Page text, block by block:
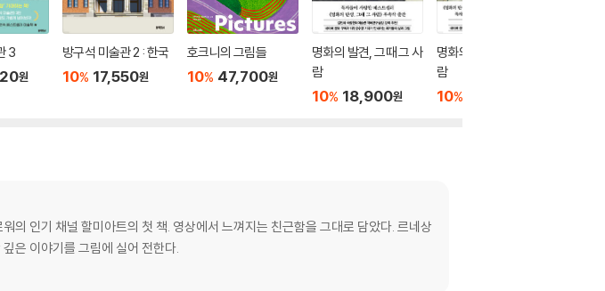
3
원
방구석 미술관 2 : 한국
10% 17,550원
호크니의 그림들
10% 47,700원
명화의 발견, 그때 그 사
람
10% 18,900원
명화의 비밀, 그때 그 사
람
10%
인기 채널 할미아트의 첫 책. 영상에서 느껴지는 친근함을 그대로 담았다. 르네상
은 이야기를 그림에 실어 전한다.